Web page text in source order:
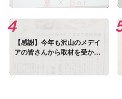
【感謝】今年も沢山のメデイ
アの皆さんから取材を受かま